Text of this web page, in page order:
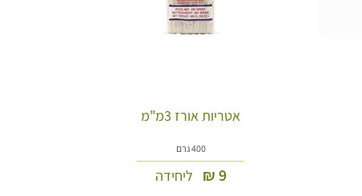
אטריות אורז 3מ"מ
400 גרם
9
₪ ליחידה